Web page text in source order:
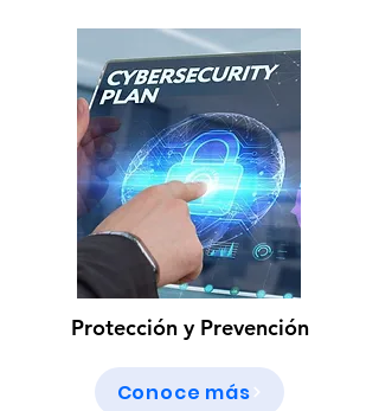
Protección y Prevención
Conoce más